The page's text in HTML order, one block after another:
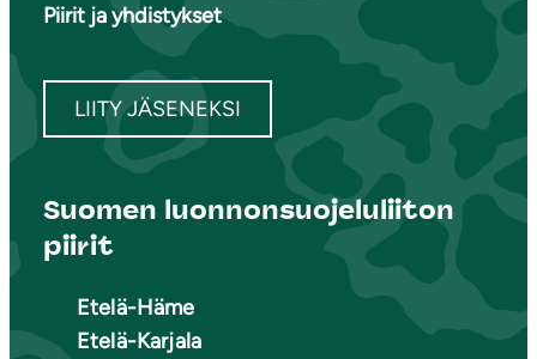
Piirit ja yhdistykset
LIITY JÄSENEKSI
Suomen luonnonsuojeluliiton
piirit
Etelä-Häme
Etelä-Karjala